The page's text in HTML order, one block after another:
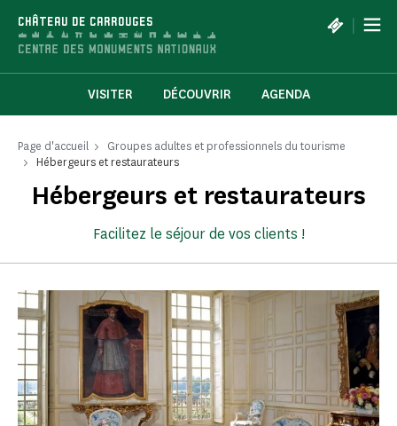
CHÂTEAU DE CARROUGES |
VISITER DÉCOUVRIR AGENDA
Page d'accueil
Groupes adultes et professionnels du tourisme
Hébergeurs et restaurateurs
Hébergeurs et restaurateurs
Facilitez le séjour de vos clients !